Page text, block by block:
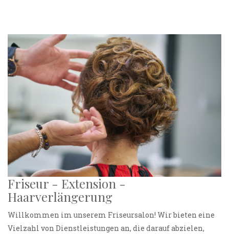
Friseur - Extension -
Haarverlängerung
Willkommen im unserem Friseursalon! Wir bieten eine
Vielzahl von Dienstleistungen an, die darauf abzielen,